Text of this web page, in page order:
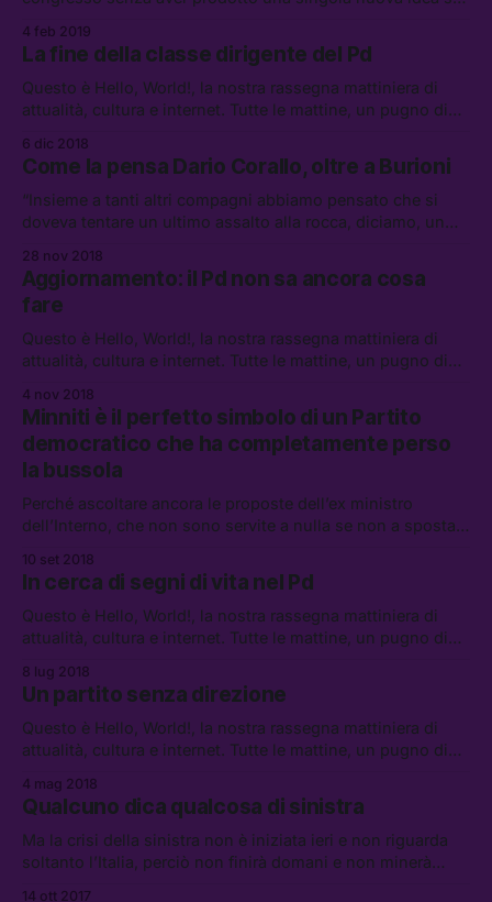
4 feb 2019
La fine della classe dirigente del Pd
Questo è Hello, World!, la nostra rassegna mattiniera di
attualità, cultura e internet. Tutte le mattine, un pugno di
6 dic 2018
Come la pensa Dario Corallo, oltre a Burioni
“Insieme a tanti altri compagni abbiamo pensato che si
doveva tentare un ultimo assalto alla rocca, diciamo, un
28 nov 2018
Aggiornamento: il Pd non sa ancora cosa
fare
Questo è Hello, World!, la nostra rassegna mattiniera di
attualità, cultura e internet. Tutte le mattine, un pugno di
4 nov 2018
Minniti è il perfetto simbolo di un Partito
democratico che ha completamente perso
la bussola
Perché ascoltare ancora le proposte dell’ex ministro
dell’Interno, che non sono servite a nulla se non a spostare
10 set 2018
In cerca di segni di vita nel Pd
Questo è Hello, World!, la nostra rassegna mattiniera di
attualità, cultura e internet. Tutte le mattine, un pugno di
8 lug 2018
Un partito senza direzione
Questo è Hello, World!, la nostra rassegna mattiniera di
attualità, cultura e internet. Tutte le mattine, un pugno di
4 mag 2018
Qualcuno dica qualcosa di sinistra
Ma la crisi della sinistra non è iniziata ieri e non riguarda
soltanto l’Italia, perciò non finirà domani e non minerà
14 ott 2017